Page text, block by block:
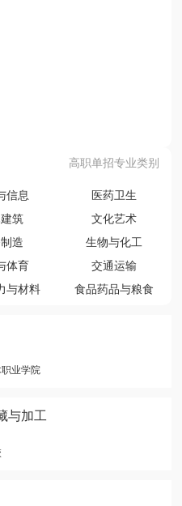
高职单招专业类别
信息
医药卫生
筑
文化艺术
造
生物与化工
体育
交通运输
与材料 食品药品与粮食
业学院
与加工